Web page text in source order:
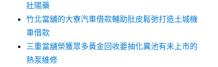
壯陽藥
竹北當舖的大寮汽車借款輔助肚皮鬆弛打造土城機
車借款
三重當舖榮獲眾多黃金回收要抽化糞池有未上市的
熱泵維修